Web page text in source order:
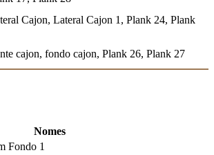
Cajon, Lateral Cajon 1, Plank 24, Plank
cajon, fondo cajon, Plank 26, Plank 27
Nomes
Fondo 1